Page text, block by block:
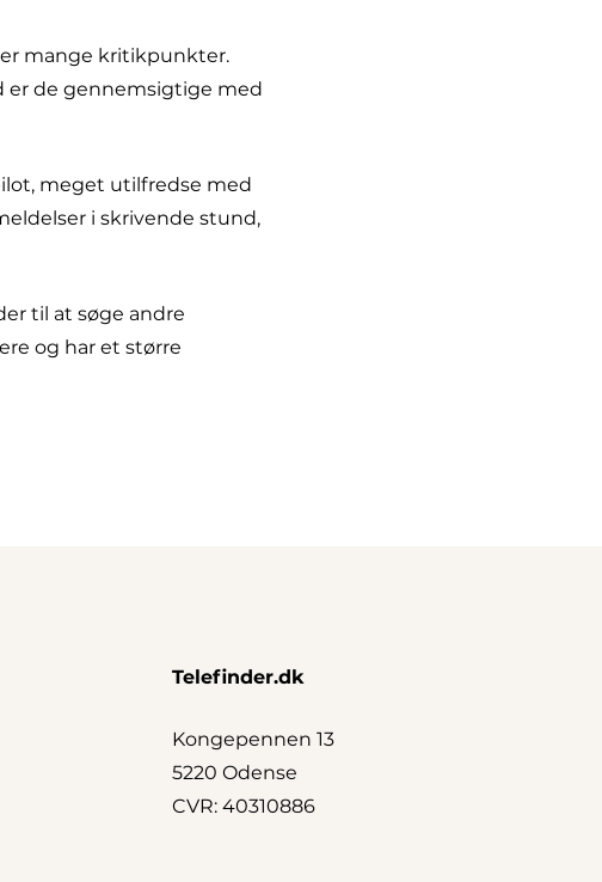
mange kritikpunkter.
de gennemsigtige med
meget utilfredse med
i skrivende stund,
til at søge andre
og har et større
Telefinder.dk
Kongepennen 13
5220 Odense
CVR: 40310886